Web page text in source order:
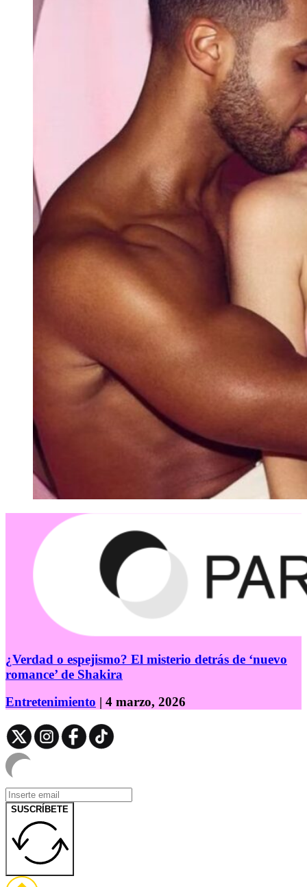
¿Verdad o espejismo? El misterio detrás de ‘nuevo
romance’ de Shakira
Entretenimiento | 4 marzo, 2026
SUSCRÍBETE